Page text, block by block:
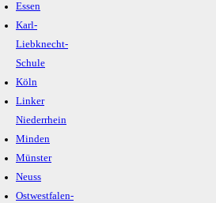
Essen
Karl-
Liebknecht-
Schule
Köln
Linker
Niederrhein
Minden
Münster
Neuss
Ostwestfalen-